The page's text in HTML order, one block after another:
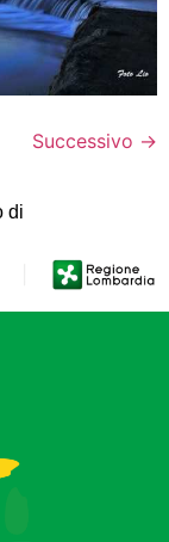
Successivo →
di